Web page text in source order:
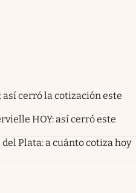
así cerró la cotización este
HOY: así cerró este
Plata: a cuánto cotiza hoy